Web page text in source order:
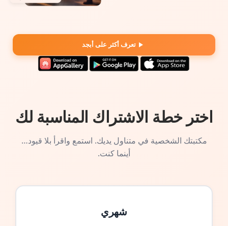
تعرف أكثر على أبجد
اختر خطة الاشتراك المناسبة لك
مكتبتك الشخصية في متناول يديك. استمع واقرأ بلا قيود…
أينما كنت.
شهري